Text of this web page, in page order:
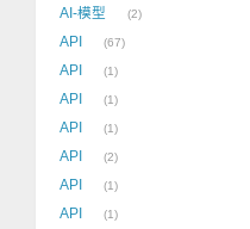
AI-模型 2
API 67
API 1
API 1
API 1
API 2
API 1
API 1